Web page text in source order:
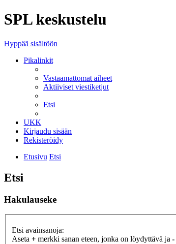
SPL keskustelu
Hyppää sisältöön
Pikalinkit
Vastaamattomat aiheet
Aktiiviset viestiketjut
Etsi
UKK
Kirjaudu sisään
Rekisteröidy
Etusivu Etsi
Etsi
Hakulauseke
Etsi avainsanoja:
Aseta + merkki sanan eteen, jonka on löydyttävä ja -